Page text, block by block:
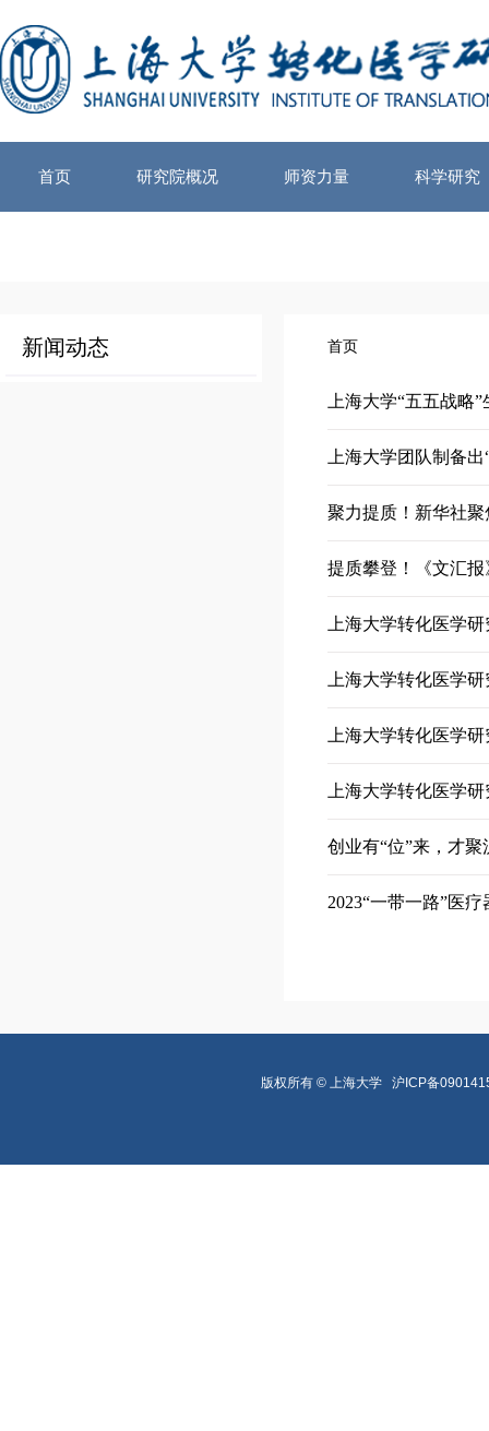
首页 研究院概况 师资力量 科学研究
新闻动态 首页
上海大学团队制备
聚力提质！新华社
提质攀登！《文汇
上海大学转化医学
上海大学转化医学
上海大学转化医学
上海大学转化医学
创业有“位”来，才
2023“一带一路”医
版权所有 © 上海大学 沪ICP备